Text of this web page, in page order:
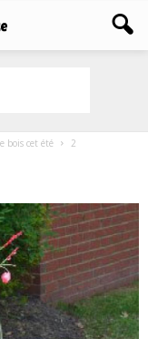
bois cet été 2